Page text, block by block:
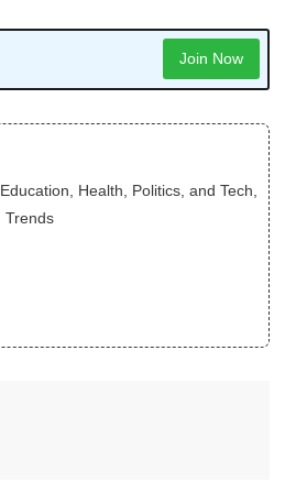
Join Now
Health, Politics, and Tech,
Trends